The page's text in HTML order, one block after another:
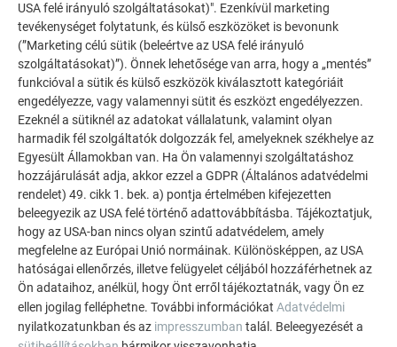
azonos illesztési eltolás (X) nyitás után
USA felé irányuló szolgáltatásokat)". Ezenkívül marketing
tevékenységet folytatunk, és külső eszközöket is bevonunk
(”Marketing célú sütik (beleértve az USA felé irányuló
szolgáltatásokat)”). Önnek lehetősége van arra, hogy a „mentés”
funkcióval a sütik és külső eszközök kiválasztott kategóriáit
engedélyezze, vagy valamennyi sütit és eszközt engedélyezzen.
Ezeknél a sütiknél az adatokat vállalatunk, valamint olyan
harmadik fél szolgáltatók dolgozzák fel, amelyeknek székhelye az
Egyesült Államokban van. Ha Ön valamennyi szolgáltatáshoz
hozzájárulását adja, akkor ezzel a GDPR (Általános adatvédelmi
rendelet) 49. cikk 1. bek. a) pontja értelmében kifejezetten
beleegyezik az USA felé történő adattovábbításba. Tájékoztatjuk,
hogy az USA-ban nincs olyan szintű adatvédelem, amely
megfelelne az Európai Unió normáinak. Különösképpen, az USA
hatóságai ellenőrzés, illetve felügyelet céljából hozzáférhetnek az
Ön adataihoz, anélkül, hogy Önt erről tájékoztatnák, vagy Ön ez
ellen jogilag felléphetne. További információkat Adatvédelmi
nyilatkozatunkban és az impresszumban talál. Beleegyezését a